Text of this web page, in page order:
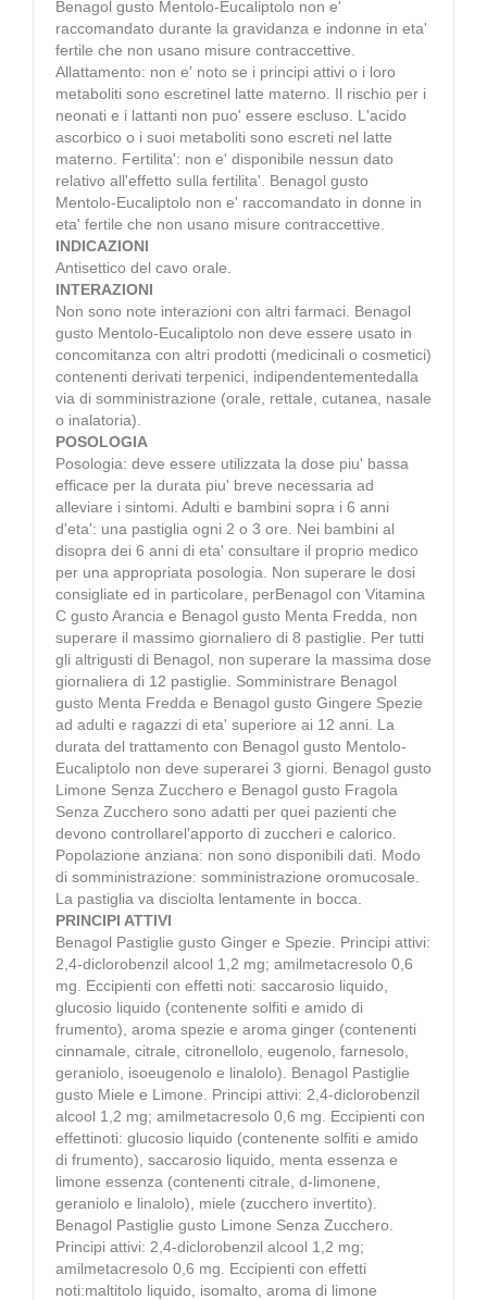
Benagol gusto Mentolo-Eucaliptolo non e'
raccomandato durante la gravidanza e indonne in eta'
fertile che non usano misure contraccettive.
Allattamento: non e' noto se i principi attivi o i loro
metaboliti sono escretinel latte materno. Il rischio per i
neonati e i lattanti non puo' essere escluso. L'acido
ascorbico o i suoi metaboliti sono escreti nel latte
materno. Fertilita': non e' disponibile nessun dato
relativo all'effetto sulla fertilita'. Benagol gusto
Mentolo-Eucaliptolo non e' raccomandato in donne in
eta' fertile che non usano misure contraccettive.
INDICAZIONI
Antisettico del cavo orale.
INTERAZIONI
Non sono note interazioni con altri farmaci. Benagol
gusto Mentolo-Eucaliptolo non deve essere usato in
concomitanza con altri prodotti (medicinali o cosmetici)
contenenti derivati terpenici, indipendentementedalla
via di somministrazione (orale, rettale, cutanea, nasale
o inalatoria).
POSOLOGIA
Posologia: deve essere utilizzata la dose piu' bassa
efficace per la durata piu' breve necessaria ad
alleviare i sintomi. Adulti e bambini sopra i 6 anni
d'eta': una pastiglia ogni 2 o 3 ore. Nei bambini al
disopra dei 6 anni di eta' consultare il proprio medico
per una appropriata posologia. Non superare le dosi
consigliate ed in particolare, perBenagol con Vitamina
C gusto Arancia e Benagol gusto Menta Fredda, non
superare il massimo giornaliero di 8 pastiglie. Per tutti
gli altrigusti di Benagol, non superare la massima dose
giornaliera di 12 pastiglie. Somministrare Benagol
gusto Menta Fredda e Benagol gusto Gingere Spezie
ad adulti e ragazzi di eta' superiore ai 12 anni. La
durata del trattamento con Benagol gusto Mentolo-
Eucaliptolo non deve superarei 3 giorni. Benagol gusto
Limone Senza Zucchero e Benagol gusto Fragola
Senza Zucchero sono adatti per quei pazienti che
devono controllarel'apporto di zuccheri e calorico.
Popolazione anziana: non sono disponibili dati. Modo
di somministrazione: somministrazione oromucosale.
La pastiglia va disciolta lentamente in bocca.
PRINCIPI ATTIVI
Benagol Pastiglie gusto Ginger e Spezie. Principi attivi:
2,4-diclorobenzil alcool 1,2 mg; amilmetacresolo 0,6
mg. Eccipienti con effetti noti: saccarosio liquido,
glucosio liquido (contenente solfiti e amido di
frumento), aroma spezie e aroma ginger (contenenti
cinnamale, citrale, citronellolo, eugenolo, farnesolo,
geraniolo, isoeugenolo e linalolo). Benagol Pastiglie
gusto Miele e Limone. Principi attivi: 2,4-diclorobenzil
alcool 1,2 mg; amilmetacresolo 0,6 mg. Eccipienti con
effettinoti: glucosio liquido (contenente solfiti e amido
di frumento), saccarosio liquido, menta essenza e
limone essenza (contenenti citrale, d-limonene,
geraniolo e linalolo), miele (zucchero invertito).
Benagol Pastiglie gusto Limone Senza Zucchero.
Principi attivi: 2,4-diclorobenzil alcool 1,2 mg;
amilmetacresolo 0,6 mg. Eccipienti con effetti
noti:maltitolo liquido, isomalto, aroma di limone